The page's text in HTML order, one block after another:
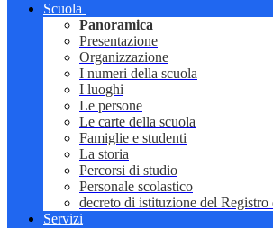
Scuola
Panoramica
Presentazione
Organizzazione
I numeri della scuola
I luoghi
Le persone
Le carte della scuola
Famiglie e studenti
La storia
Percorsi di studio
Personale scolastico
decreto di istituzione del
Servizi